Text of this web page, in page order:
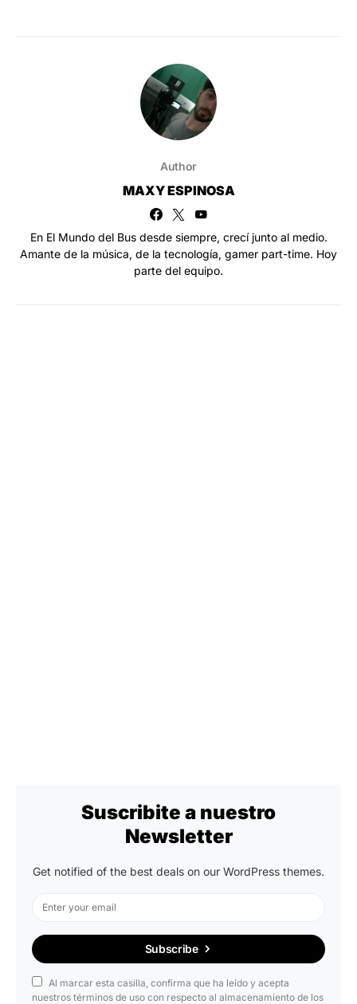
Author
MAXY ESPINOSA
En El Mundo del Bus desde siempre, crecí junto al medio.
Amante de la música, de la tecnología, gamer part-time. Hoy
parte del equipo.
Suscribite a nuestro
Newsletter
Get notified of the best deals on our WordPress themes.
Subscribe
Al marcar esta casilla, confirma que ha leído y acepta
nuestros términos de uso con respecto al almacenamiento de los